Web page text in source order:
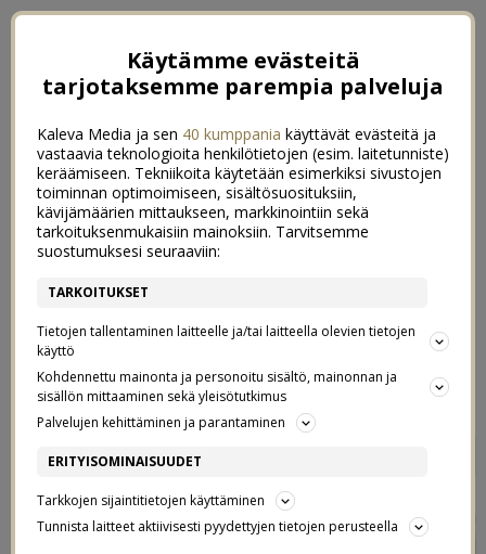
MITÄ ONNI ON?
Käytämme evästeitä
tarjotaksemme parempia palveluja
Kaleva Media ja sen 40 kumppania käyttävät evästeitä ja
vastaavia teknologioita henkilötietojen (esim. laitetunniste)
keräämiseen. Tekniikoita käytetään esimerkiksi sivustojen
toiminnan optimoimiseen, sisältösuosituksiin,
kävijämäärien mittaukseen, markkinointiin sekä
tarkoituksenmukaisiin mainoksiin. Tarvitsemme
suostumuksesi seuraaviin:
TARKOITUKSET
Tietojen tallentaminen laitteelle ja/tai laitteella olevien tietojen
käyttö
Kohdennettu mainonta ja personoitu sisältö, mainonnan ja
sisällön mittaaminen sekä yleisötutkimus
Palvelujen kehittäminen ja parantaminen
ERITYISOMINAISUUDET
Tarkkojen sijaintitietojen käyttäminen
Tunnista laitteet aktiivisesti pyydettyjen tietojen perusteella